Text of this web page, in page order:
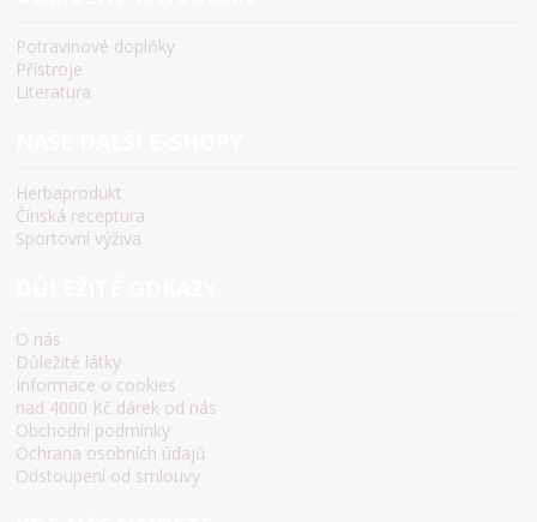
Potravinové doplňky
Přístroje
Literatura
Herbaprodukt
Čínská receptura
Sportovní výživa
O nás
Důležité látky
Informace o cookies
nad 4000 Kč dárek od nás
Obchodní podmínky
Ochrana osobních údajů
Odstoupení od smlouvy